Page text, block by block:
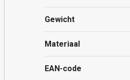
Gewicht
Materiaal
EAN-code